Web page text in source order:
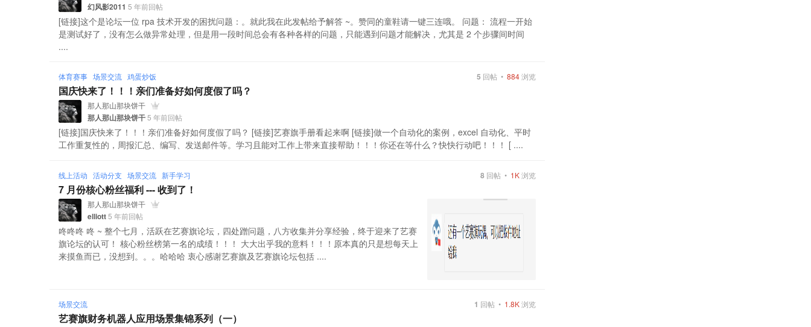
幻风影2011 5 年前回帖
[链接]这个是论坛一位 rpa 技术开发的困扰问题：。就此我在此发帖给予解答 ~。赞同的童鞋请一键三连哦。 问题： 流程一开始
是测试好了，没有怎么做异常处理，但是用一段时间总会有各种各样的问题，只能遇到问题才能解决，尤其是 2 个步骤间时间
....
体育赛事 场景交流 鸡蛋炒饭 5 回帖 •884浏览
国庆快来了！！！亲们准备好如何度假了吗？
那人那山那块饼干
那人那山那块饼干5 年前回帖
[链接]国庆快来了！！！亲们准备好如何度假了吗？ [链接]艺赛旗手册看起来啊 [链接]做一个自动化的案例，excel 自动化、平时
工作重复性的，周报汇总、编写、发送邮件等。学习且能对工作上带来直接帮助！！！你还在等什么？快快行动吧！！！ [ ....
线上活动 活动分支 场景交流 新手学习 8 回帖 • 1K浏览
7 月份核心粉丝福利 --- 收到了！
那人那山那块饼干
elliott5 年前回帖
咚咚咚 咚 ~ 整个七月，活跃在艺赛旗论坛，四处蹭问题，八方收集并分享经验，终于迎来了艺赛
旗论坛的认可！ 核心粉丝榜第一名的成绩！！！ 大大出乎我的意料！！！原本真的只是想每天上
来摸鱼而已，没想到。。。哈哈哈 衷心感谢艺赛旗及艺赛旗论坛包括 ....
场景交流 1 回帖 • 1.8K浏览
艺赛旗财务机器人应用场景集锦系列（一）